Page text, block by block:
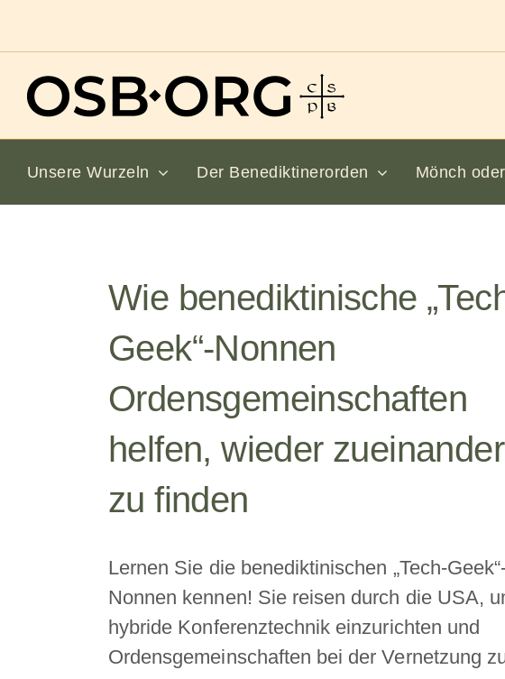
Unsere Wurzeln Der Benediktinerorden Mönch
Wie benediktinische
Geek“-Nonnen
Ordensgemeinschaften
helfen, wieder zueinander
zu finden
Lernen Sie die benediktinischen „Tech-
Nonnen kennen! Sie reisen durch die USA,
hybride Konferenztechnik einzurichten und
Ordensgemeinschaften bei der Vernetzung